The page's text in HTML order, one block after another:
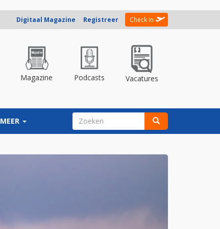
Digitaal Magazine Registreer Check in
Magazine Podcasts Vacatures
MEER ZOEKVELD